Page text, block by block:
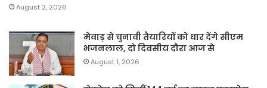
August 2, 2026
मेवाड़ से चुनावी तैयारियों को धार देंगे सीएम
भजनलाल, दो दिवसीय दौरा आज से
August 1, 2026